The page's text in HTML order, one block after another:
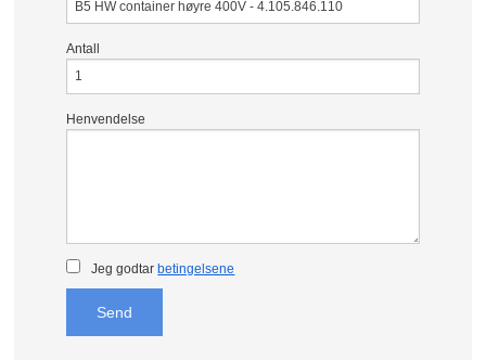
Antall
Henvendelse
Jeg godtarbetingelsene
Send